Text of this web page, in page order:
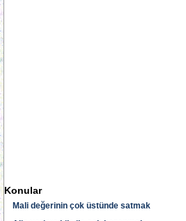
Konular
Mali değerinin çok üstünde satmak